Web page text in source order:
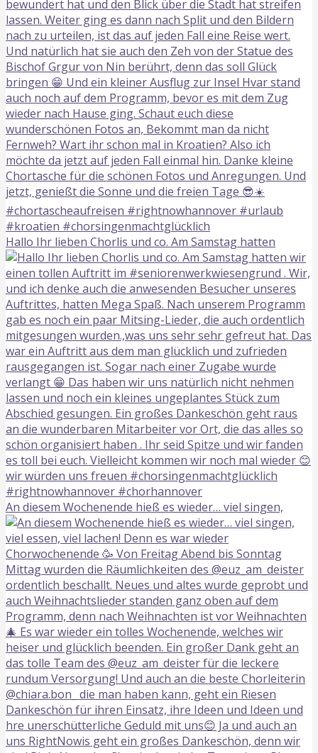
Hallo Ihr lieben Chorlis und co. Am Samstag hatten
An diesem Wochenende hieß es wieder… viel singen,